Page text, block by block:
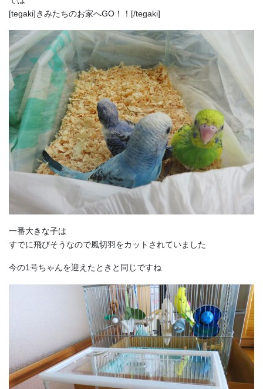
[tegaki]きみたちのお家へGO！！[/tegaki]
一番大きな子は
すでに飛びそうなので風切羽をカットされていました
今の1号ちゃんを迎えたときと同じですね